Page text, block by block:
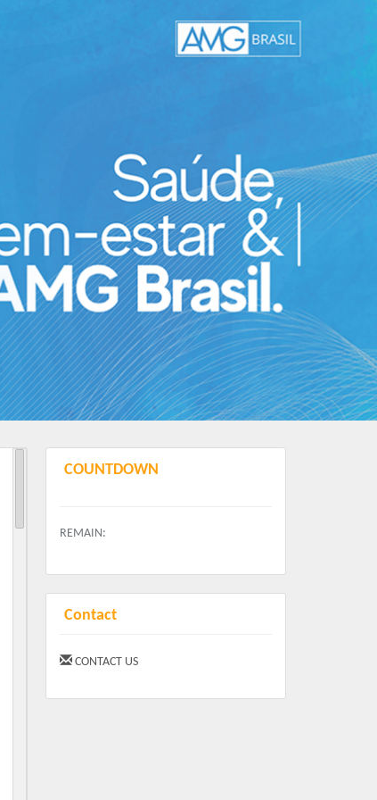
COUNTDOWN
REMAIN:
Contact
CONTACT US